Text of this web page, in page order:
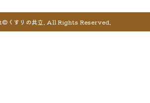
くすりの共立. All Rights Reserved.